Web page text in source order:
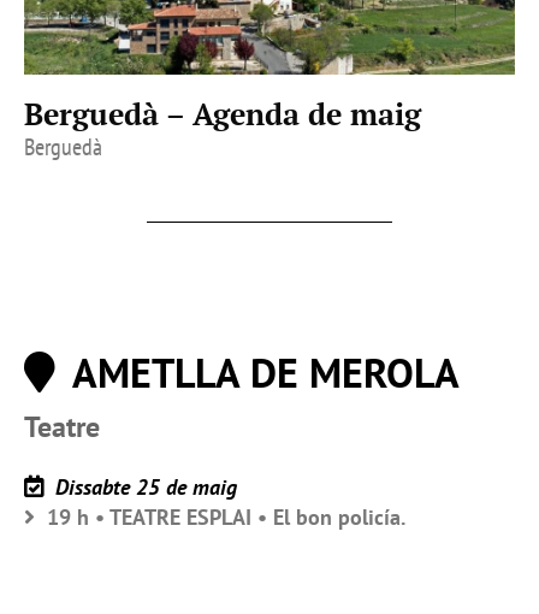
Berguedà – Agenda de maig
Berguedà
AMETLLA DE MEROLA
Teatre
Dissabte 25 de maig
19 h • TEATRE ESPLAI • El bon policía.